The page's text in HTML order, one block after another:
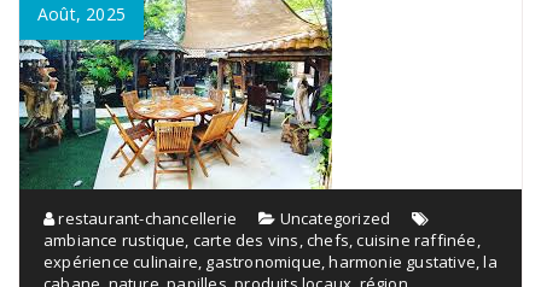
Août, 2025
restaurant-chancellerie
Uncategorized
ambiance rustique, carte des vins,chefs,cuisine raffinée,
expérience culinaire, gastronomique,harmonie gustative,la